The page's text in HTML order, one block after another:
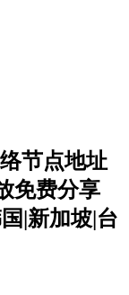
节点地址
免费分享
|新加坡|台